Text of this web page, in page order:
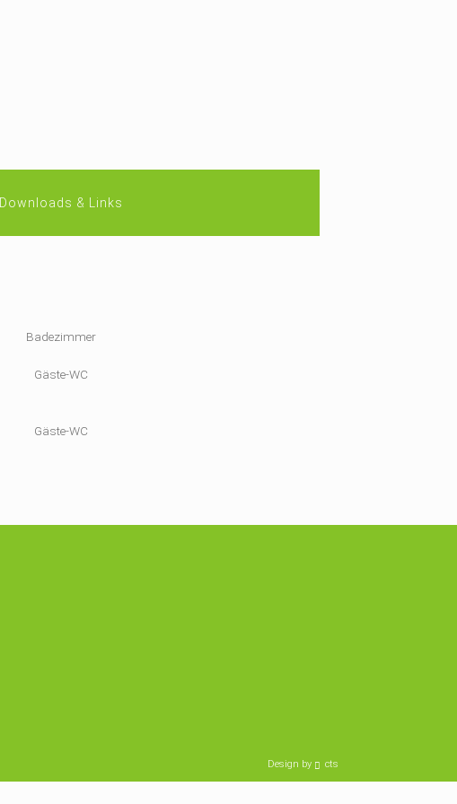
Downloads & Links
Badezimmer
Gäste-WC
Gäste-WC
Design by cts